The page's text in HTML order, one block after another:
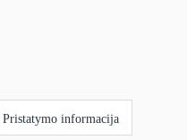
Pristatymo informacija